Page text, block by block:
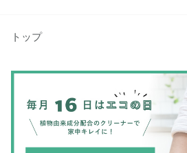
トップ